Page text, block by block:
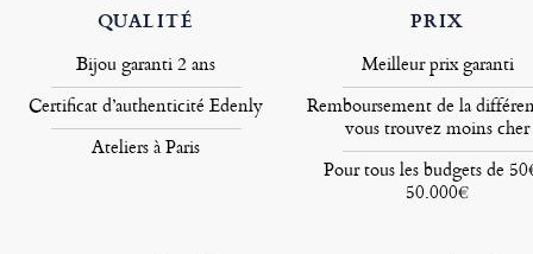
QUALITÉ
Bijou garanti 2 ans
Certificat d’authenticité Edenly
Ateliers à Paris
PRIX
Meilleur prix garanti
Remboursement de la
vous trouvez moins cher
Pour tous les budgets de
50.000€